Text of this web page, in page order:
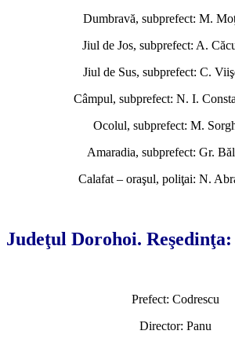
Dumbravă, subprefect: M.
Jiul de Jos, subprefect: A.
Jiul de Sus, subprefect: C.
Câmpul, subprefect: N. I.
Ocolul, subprefect: M.
Amaradia, subprefect: Gr.
Calafat – oraşul, poliţai: N.
Judeţul Dorohoi.
Prefect: Codrescu
Director: Panu